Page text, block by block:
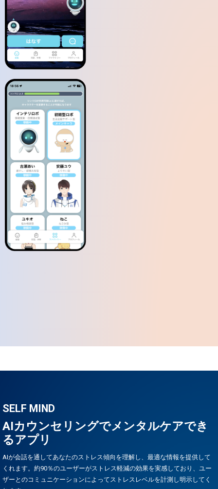
SELF MIND
AIカウンセリングでメンタルケアでき
るアプリ
AIが会話を通してあなたのストレス傾向を理解し、最適な情報を提供して
くれます。約90％のユーザーがストレス軽減の効果を実感しており、ユー
ザーとのコミュニケーションによってストレスレベルを計測し明示してく